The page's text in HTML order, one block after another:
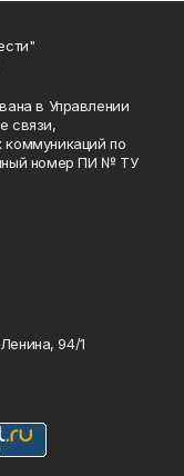
в Управлении
связи,
коммуникаций по
номер ПИ № ТУ
94/1